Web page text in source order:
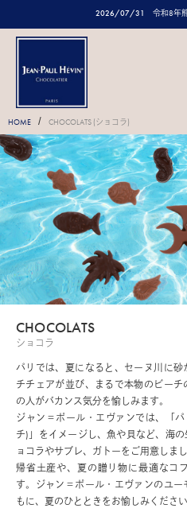
2026/07/31 令和8年
HOME / CHOCOLATS (ショコラ)
CHOCOLATS
ショコラ
パリでは、夏になると、セーヌ川に
チチェアが並び、まるで本物のビー
の人がバカンス気分を愉しみます。
ジャン＝ポール・エヴァンでは、「
チ)」をイメージし、魚や貝など、海
ョコラやサブレ、ガトーをご用意しまし
帰省土産や、夏の贈り物に最適なコ
す。ジャン＝ポール・エヴァンのユー
もに、夏のひとときをお愉しみください